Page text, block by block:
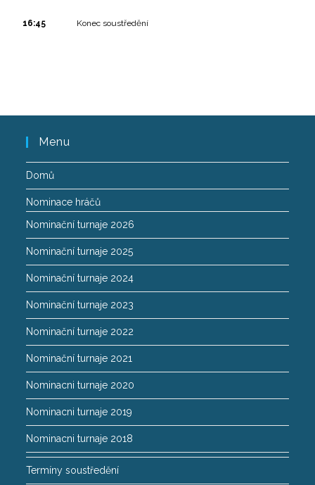
16:45 Konec soustředění
Menu
Domů
Nominace hráčů
Nominační turnaje 2026
Nominační turnaje 2025
Nominační turnaje 2024
Nominační turnaje 2023
Nominační turnaje 2022
Nominační turnaje 2021
Nominacni turnaje 2020
Nominacni turnaje 2019
Nominacni turnaje 2018
Termíny soustředění